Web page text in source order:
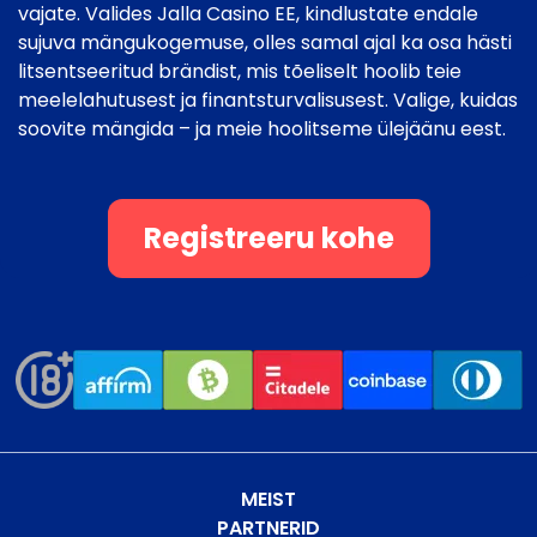
vajate. Valides Jalla Casino EE, kindlustate endale
sujuva mängukogemuse, olles samal ajal ka osa hästi
litsentseeritud brändist, mis tõeliselt hoolib teie
meelelahutusest ja finantsturvalisusest. Valige, kuidas
soovite mängida – ja meie hoolitseme ülejäänu eest.
Registreeru kohe
MEIST
PARTNERID